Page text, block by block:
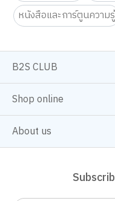
หนังสือและการ์ตูนความรู้
B2S CLUB
Shop online
About us